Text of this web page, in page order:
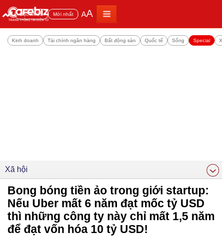
Đọc nhiều Mới nhất AA
Kinh doanh Tài chính ngân hàng Bất động sản Quốc tế Sống Special
Xã hội
Bong bóng tiền ảo trong giới startup:
Nếu Uber mất 6 năm đạt mốc tỷ USD
thì những công ty này chỉ mất 1,5 năm
để đạt vốn hóa 10 tỷ USD!